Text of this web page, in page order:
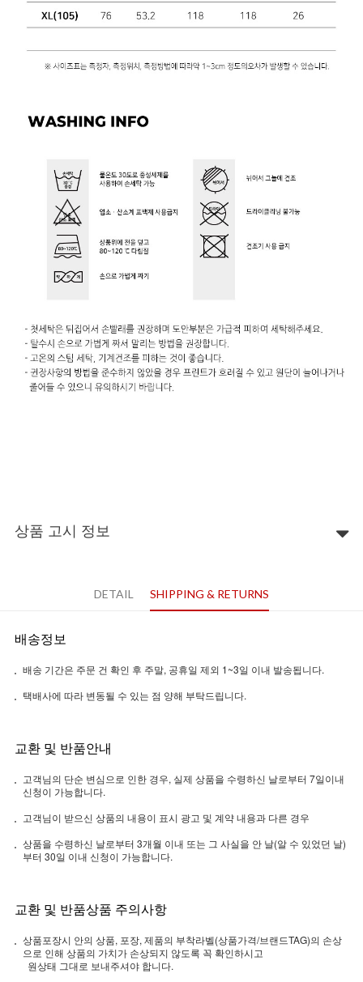
상품 고시 정보
DETAIL SHIPPING & RETURNS
배송정보
배송 기간은 주문 건 확인 후 주말, 공휴일 제외 1~3일 이내 발송됩니다.
택배사에 따라 변동될 수 있는 점 양해 부탁드립니다.
교환 및 반품안내
고객님의 단순 변심으로 인한 경우, 실제 상품을 수령하신 날로부터 7일이내
신청이 가능합니다.
고객님이 받으신 상품의 내용이 표시 광고 및 계약 내용과 다른 경우
상품을 수령하신 날로부터 3개월 이내 또는 그 사실을 안 날(알 수 있었던 날)
부터 30일 이내 신청이 가능합니다.
교환 및 반품상품 주의사항
상품포장시 안의 상품, 포장, 제품의 부착라벨(상품가격/브랜드TAG)의 손상
으로 인해 상품의 가치가 손상되지 않도록 꼭 확인하시고
원상태 그대로 보내주셔야 합니다.